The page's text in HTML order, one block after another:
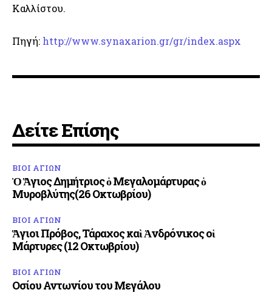
Καλλίστου.
Πηγή: http://www.synaxarion.gr/gr/index.aspx
Δείτε Επίσης
ΒΙΟΙ ΑΓΙΩΝ
Ὁ Ἅγιος Δημήτριος ὁ Μεγαλομάρτυρας ὁ
Μυροβλύτης(26 Οκτωβρίου)
ΒΙΟΙ ΑΓΙΩΝ
Ἅγιοι Πρόβος, Τάραχος καὶ Ἀνδρόνικος οἱ
Μάρτυρες (12 Οκτωβρίου)
ΒΙΟΙ ΑΓΙΩΝ
Οσίου Αντωνίου του Μεγάλου